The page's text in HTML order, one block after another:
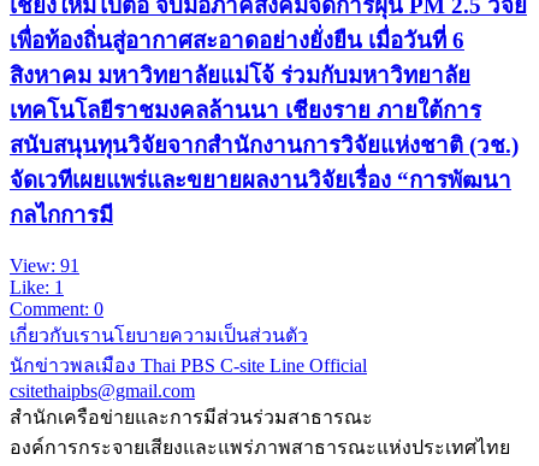
เชียงใหม่ไปต่อ จับมือภาคีสังคมจัดการฝุ่น PM 2.5 วิจัย
เพื่อท้องถิ่นสู่อากาศสะอาดอย่างยั่งยืน เมื่อวันที่ 6
สิงหาคม มหาวิทยาลัยแม่โจ้ ร่วมกับมหาวิทยาลัย
เทคโนโลยีราชมงคลล้านนา เชียงราย ภายใต้การ
สนับสนุนทุนวิจัยจากสำนักงานการวิจัยแห่งชาติ (วช.)
จัดเวทีเผยแพร่และขยายผลงานวิจัยเรื่อง “การพัฒนา
กลไกการมี
View: 91
Like: 1
Comment: 0
เกี่ยวกับเรานโยบายความเป็นส่วนตัว
นักข่าวพลเมือง Thai PBS C-site Line Official
csitethaipbs@gmail.com
สำนักเครือข่ายและการมีส่วนร่วมสาธารณะ
องค์การกระจายเสียงและแพร่ภาพสาธารณะแห่งประเทศไทย